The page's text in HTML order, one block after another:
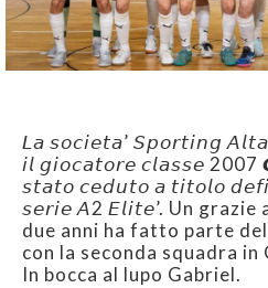
𝘓𝘢 𝘴𝘰𝘤𝘪𝘦𝘵𝘢’ 𝘚𝘱𝘰𝘳𝘵𝘪𝘯𝘨
𝘪𝘭 𝘨𝘪𝘰𝘤𝘢𝘵𝘰𝘳𝘦 𝘤𝘭𝘢𝘴𝘴𝘦
𝘴𝘵𝘢𝘵𝘰 𝘤𝘦𝘥𝘶𝘵𝘰 𝘢 𝘵𝘪𝘵𝘰𝘭𝘰
𝘴𝘦𝘳𝘪𝘦 𝘈2 𝘌𝘭𝘪𝘵𝘦’. Un
due anni ha fatto parte
con la seconda squadra in
In bocca al lupo Gabriel.